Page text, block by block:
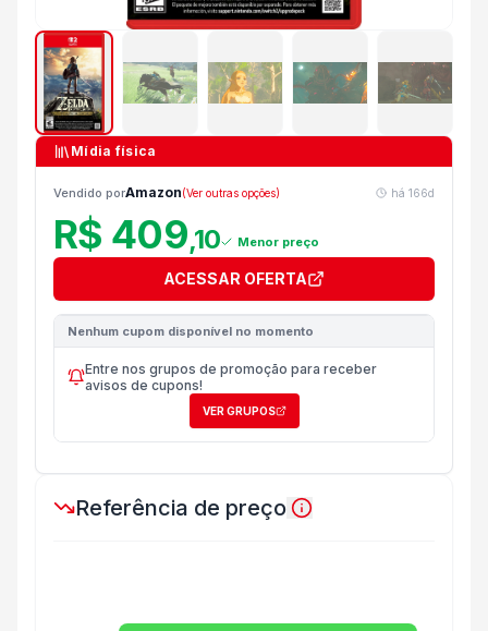
Mídia física
Vendido porAmazon(Ver outras opções) há 166d
R$ 409,10 Menor preço
ACESSAR OFERTA
Nenhum cupom disponível no momento
Entre nos grupos de promoção para receber
avisos de cupons!
VER GRUPOS
Referência de preço